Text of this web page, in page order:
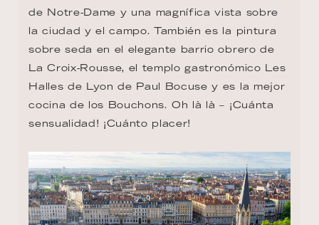
de Notre-Dame y una magnífica vista sobre
la ciudad y el campo. También es la pintura
sobre seda en el elegante barrio obrero de
La Croix-Rousse, el templo gastronómico Les
Halles de Lyon de Paul Bocuse y es la mejor
cocina de los Bouchons. Oh là là – ¡Cuánta
sensualidad! ¡Cuánto placer!